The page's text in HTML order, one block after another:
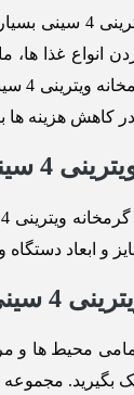
از دستگاه
انواع غذا
در کاهش هزینه
4 سینی
و ابعاد
4 سینی
بگیرید. مجموعه